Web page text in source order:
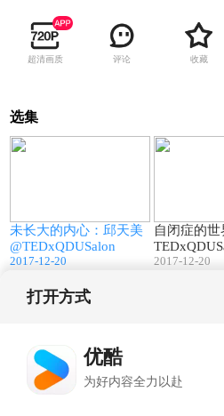
超清画质 评论 收藏
选集
未长大的内心：邱天美
@TEDxQDUSalon
2017-12-20
自闭症的世
2017-12-20
打开方式
优酷
为好内容全力以赴